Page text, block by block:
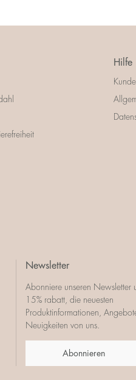
Hilfe
Newsletter
Abonniere unseren Newsletter
15% rabatt, die neuesten
Produktinformationen,
Neuigkeiten von uns.
Abonnieren